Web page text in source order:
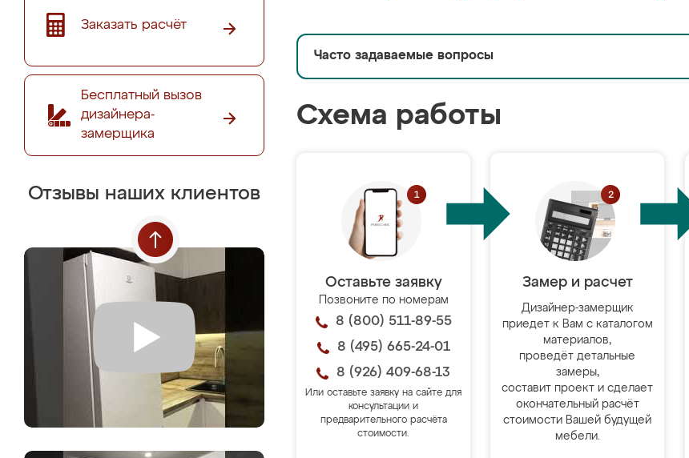
Заказать расчёт
Бесплатный вызов
дизайнера-
замерщика
Отзывы наших клиентов
Часто задаваемые вопросы
Схема работы
Оставьте заявку
Позвоните по номерам
8 (800) 511-89-55
8 (495) 665-24-01
8 (926) 409-68-13
Или оставьте заявку на сайте для
консультации и
предварительного расчёта
стоимости.
Замер и расчет
Дизайнер-замерщик
приедет к Вам с каталогом
материалов,
проведёт детальные
замеры,
составит проект и сделает
окончательный расчёт
стоимости Вашей будущей
мебели.